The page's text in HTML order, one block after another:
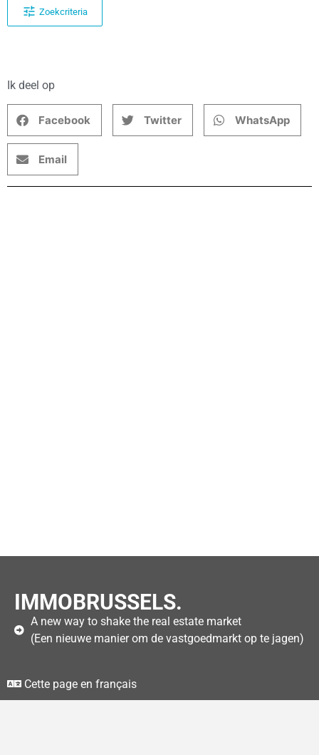
Zoekcriteria
Ik deel op
Facebook Twitter WhatsApp
Email
IMMOBRUSSELS.
A new way to shake the real estate market
(Een nieuwe manier om de vastgoedmarkt op te jagen)
Cette page en français